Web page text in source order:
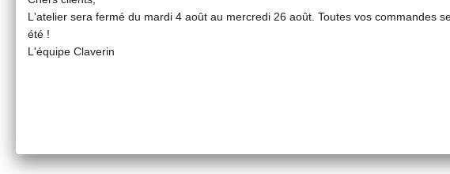
L'atelier sera fermé du mardi 4 août au mercredi 26 août. Toutes vos commandes
été !
L'équipe Claverin